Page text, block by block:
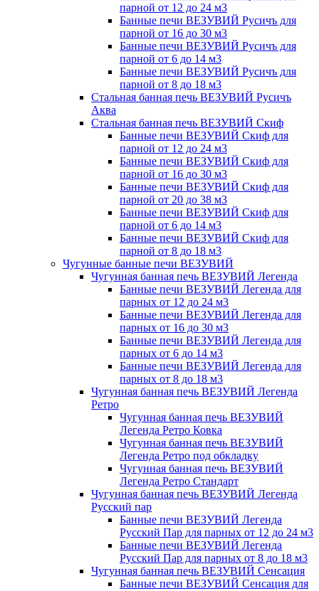
парной от 12 до 24 м3
Банные печи ВЕЗУВИЙ Русичъ для
парной от 16 до 30 м3
Банные печи ВЕЗУВИЙ Русичъ для
парной от 6 до 14 м3
Банные печи ВЕЗУВИЙ Русичъ для
парной от 8 до 18 м3
Стальная банная печь ВЕЗУВИЙ Русичъ
Аква
Стальная банная печь ВЕЗУВИЙ Скиф
Банные печи ВЕЗУВИЙ Скиф для
парной от 12 до 24 м3
Банные печи ВЕЗУВИЙ Скиф для
парной от 16 до 30 м3
Банные печи ВЕЗУВИЙ Скиф для
парной от 20 до 38 м3
Банные печи ВЕЗУВИЙ Скиф для
парной от 6 до 14 м3
Банные печи ВЕЗУВИЙ Скиф для
парной от 8 до 18 м3
Чугунные банные печи ВЕЗУВИЙ
Чугунная банная печь ВЕЗУВИЙ Легенда
Банные печи ВЕЗУВИЙ Легенда для
парных от 12 до 24 м3
Банные печи ВЕЗУВИЙ Легенда для
парных от 16 до 30 м3
Банные печи ВЕЗУВИЙ Легенда для
парных от 6 до 14 м3
Банные печи ВЕЗУВИЙ Легенда для
парных от 8 до 18 м3
Чугунная банная печь ВЕЗУВИЙ Легенда
Ретро
Чугунная банная печь ВЕЗУВИЙ
Легенда Ретро Ковка
Чугунная банная печь ВЕЗУВИЙ
Легенда Ретро под обкладку
Чугунная банная печь ВЕЗУВИЙ
Легенда Ретро Стандарт
Чугунная банная печь ВЕЗУВИЙ Легенда
Русский пар
Банные печи ВЕЗУВИЙ Легенда
Русский Пар для парных от 12 до 24 м3
Банные печи ВЕЗУВИЙ Легенда
Русский Пар для парных от 8 до 18 м3
Чугунная банная печь ВЕЗУВИЙ Сенсация
Банные печи ВЕЗУВИЙ Сенсация для